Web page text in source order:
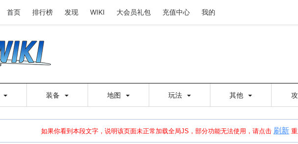
首页 排行榜 发现 WIKI 大会员礼包 充值中心 我的
装备 地图 玩法 其他
如果你看到本段文字，说明该页面未正常加载全局JS，部分功能无法使用，请点击 刷新
如果打开页面显示缩略图创建出错，请点击刷新或页面右上WIKI功能中的刷新按钮清除页面缓存并刷新，